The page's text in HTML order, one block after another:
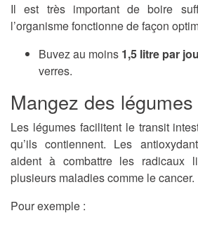
Il est très important de boire
l’organisme fonctionne de façon
Buvez au moins 1,5 litre par
verres.
Mangez des légumes
Les légumes facilitent le transit
qu’ils contiennent. Les
aident à combattre les radicaux
plusieurs maladies comme le cancer.
Pour exemple :